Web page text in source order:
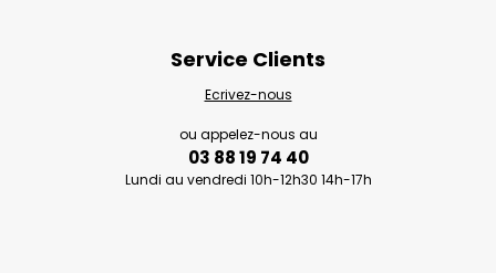
Service Clients
Ecrivez-nous
ou appelez-nous au
03 88 19 74 40
Lundi au vendredi 10h-12h30 14h-17h